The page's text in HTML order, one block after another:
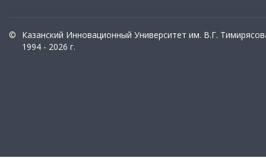
©
Казанский Инновационный Университет им. В.Г.
1994 - 2026 г.